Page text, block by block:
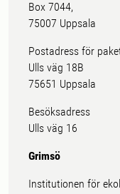
Box 7044,
75007 Uppsala
Postadress för
Ulls väg 18B
75651 Uppsala
Besöksadress
Ulls väg 16
Grimsö
Institutionen för